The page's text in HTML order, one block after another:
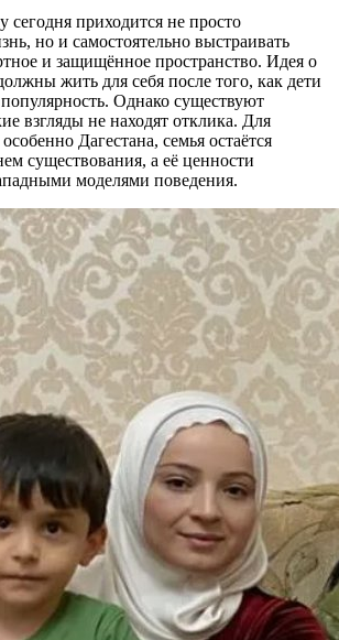
сегодня приходится не просто
но и самостоятельно выстраивать
и защищённое пространство. Идея о
жить для себя после того, как дети
Однако существуют
взгляды не находят отклика. Для
Дагестана, семья остаётся
существования, а её ценности
моделями поведения.